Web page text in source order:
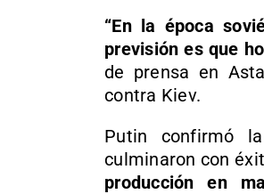
“En la época
previsión es que
de prensa en
contra Kiev.
Putin confirmó
culminaron con
producción en